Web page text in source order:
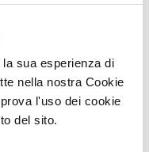
sua esperienza di
nella nostra Cookie
l'uso dei cookie
del sito.